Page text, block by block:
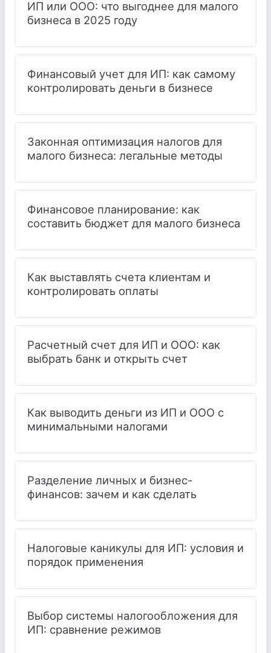
ИП или ООО: что выгоднее для малого
бизнеса в 2025 году
Финансовый учет для ИП: как самому
контролировать деньги в бизнесе
Законная оптимизация налогов для
малого бизнеса: легальные методы
Финансовое планирование: как
составить бюджет для малого бизнеса
Как выставлять счета клиентам и
контролировать оплаты
Расчетный счет для ИП и ООО: как
выбрать банк и открыть счет
Как выводить деньги из ИП и ООО с
минимальными налогами
Разделение личных и бизнес-
финансов: зачем и как сделать
Налоговые каникулы для ИП: условия и
порядок применения
Выбор системы налогообложения для
ИП: сравнение режимов